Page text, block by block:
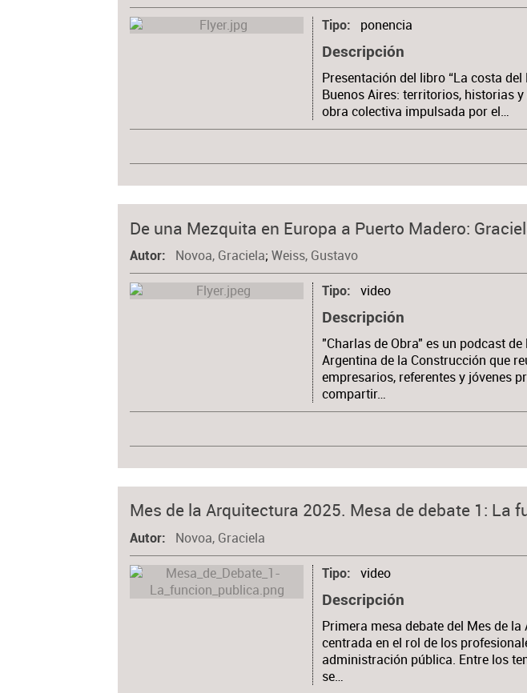
Tipo ponencia
Descripción
Presentación del libro “La costa del
Buenos Aires: territorios, historias y
obra colectiva impulsada por el…
De una Mezquita en Europa a Puerto Madero:
Autor Novoa, Graciela;Weiss, Gustavo
Tipo video
Descripción
"Charlas de Obra" es un podcast de
Argentina de la Construcción que
empresarios, referentes y jóvenes
compartir…
Mes de la Arquitectura 2025. Mesa de debate 1: La
Autor Novoa, Graciela
Tipo video
Descripción
Primera mesa debate del Mes de la
centrada en el rol de los
administración pública. Entre los
se…